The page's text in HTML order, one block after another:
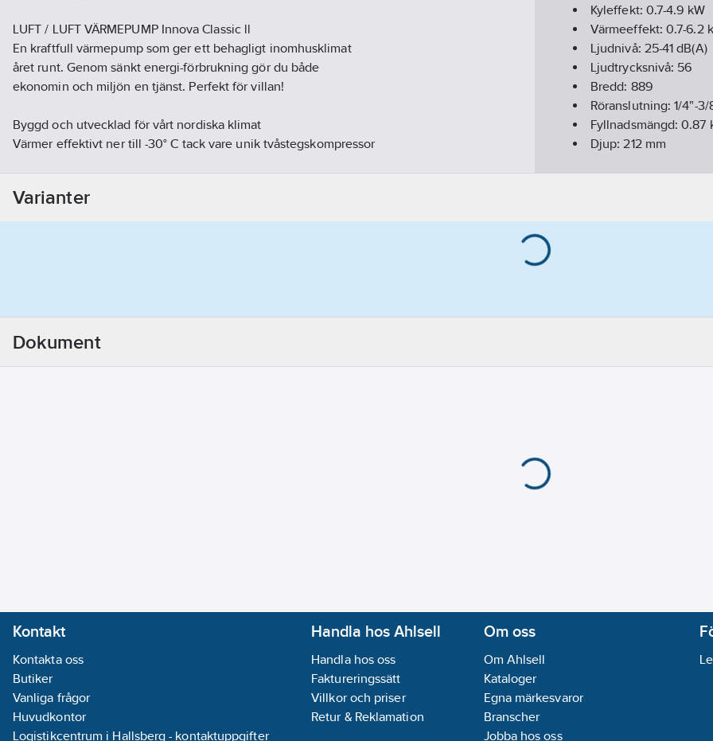
LUFT / LUFT VÄRMEPUMP Innova Classic ll
En kraftfull värmepump som ger ett behagligt inomhusklimat
året runt. Genom sänkt energi-förbrukning gör du både
ekonomin och miljön en tjänst. Perfekt för villan!
Byggd och utvecklad för vårt nordiska klimat
Värmer effektivt ner till -30° C tack vare unik tvåstegskompressor
Inbyggd temperatursensor i fjärrkontrollen
Upplyst fjärrkontroll
Vikt Utomhusenhet:
09 - 42 kg
Kyleffekt: 0.7-4.9 kW
Värmeeffekt:0.7-6.2
Ljudnivå: 25-41 dB(A)
Ljudtrycksnivå: 56
Bredd: 889
Röranslutning:1/4"-3/
Fyllnadsmängd:0.87
Djup:212mm
Varianter
Dokument
Kontakt
Kontakta oss
Butiker
Vanliga frågor
Huvudkontor
Logistikcentrum i Hallsberg - kontaktuppgifter
Handla hos Ahlsell
Handla hos oss
Faktureringssätt
Villkor och priser
Retur & Reklamation
Om oss
Om Ahlsell
Kataloger
Egna märkesvaror
Branscher
Jobba hos oss